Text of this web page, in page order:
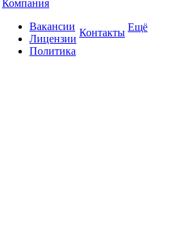
Компания
Вакансии
Лицензии
Политика
Контакты Ещё